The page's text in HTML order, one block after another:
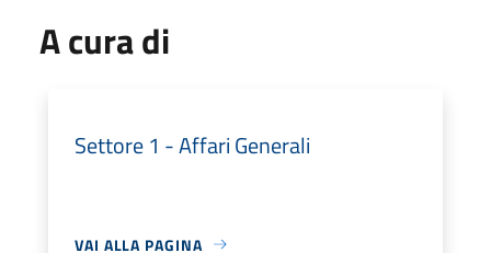
A cura di
Settore 1 - Affari Generali
VAI ALLA PAGINA